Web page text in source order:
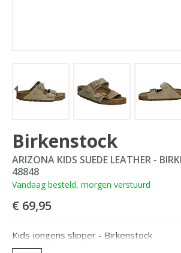
Birkenstock
ARIZONA KIDS SUEDE LEATHER -
48848
Vandaag besteld, morgen verstuurd
€ 69,95
Kids jongens slipper - Birkenstock